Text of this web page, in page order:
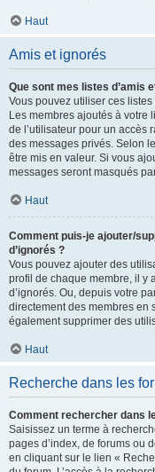
Haut
Amis et ignorés
Que sont mes listes d’amis
Vous pouvez utiliser ces
Les membres ajoutés à votre
de l’utilisateur pour un accès
des messages privés. Selon
être mis en valeur. Si vous
messages seront masqués
Haut
Comment puis-je ajouter/
d’ignorés ?
Vous pouvez ajouter des
profil de chaque membre, il y
d’ignorés. Ou, depuis votre
directement des membres en
également supprimer des
Haut
Recherche dans les
Comment rechercher dans
Saisissez un terme à
pages d’index, de forums ou
en cliquant sur le lien «